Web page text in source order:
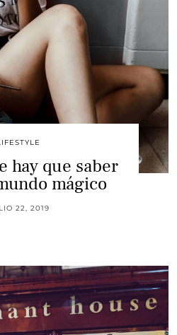
hay que saber
mágico
22, 2019